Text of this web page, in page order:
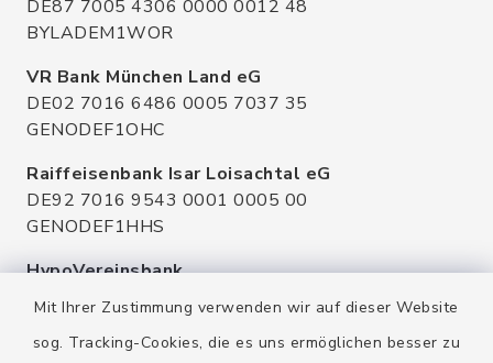
Mit Ihrer Zustimmung verwenden wir auf dieser Website
sog. Tracking-Cookies, die es uns ermöglichen besser zu
DE87 7005 4306 0000 0012 48
BYLADEM1WOR
VR Bank München Land eG
DE02 7016 6486 0005 7037 35
GENODEF1OHC
Raiffeisenbank Isar Loisachtal eG
DE92 7016 9543 0001 0005 00
GENODEF1HHS
HypoVereinsbank
DE20 7002 0270 3630 1010 09